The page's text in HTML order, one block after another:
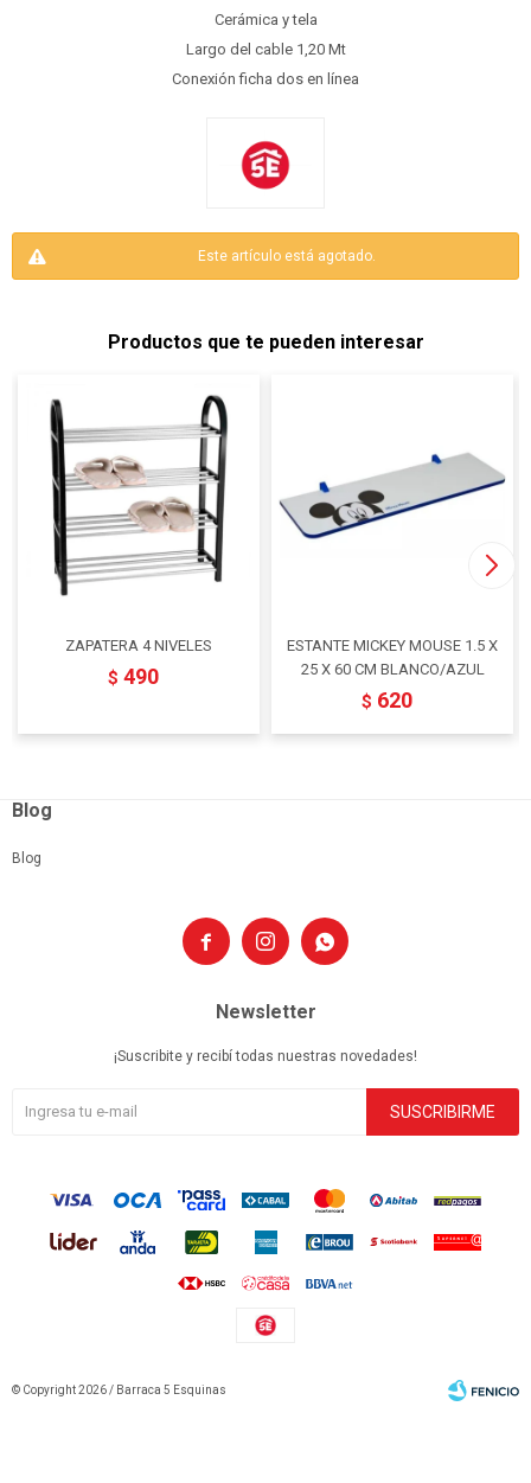
Cerámica y tela
Largo del cable 1,20 Mt
Conexión ficha dos en línea
Este artículo está agotado.
Productos que te pueden interesar
ZAPATERA 4 NIVELES
$ 490
ESTANTE MICKEY MOUSE 1.5 X
25 X 60 CM BLANCO/AZUL
$ 620
  
Blog
Blog
Newsletter
¡Suscribite y recibí todas nuestras novedades!
SUSCRIBIRME
© Copyright 2026 / Barraca 5 Esquinas